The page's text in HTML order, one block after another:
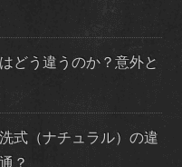
どう違うのか？意外と
式（ナチュラル）の違
？